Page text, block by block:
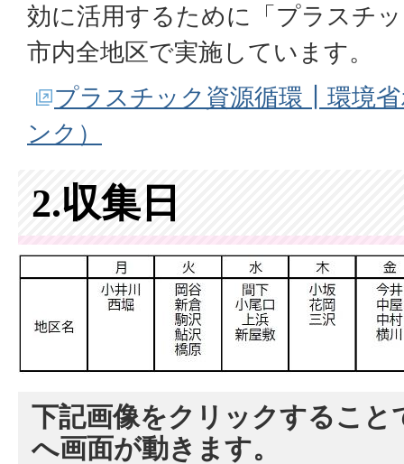
効に活用するために「プラスチ
市内全地区で実施しています。
プラスチック資源循環┃環境
ンク）
2.収集日
下記画像をクリックすること
へ画面が動きます。